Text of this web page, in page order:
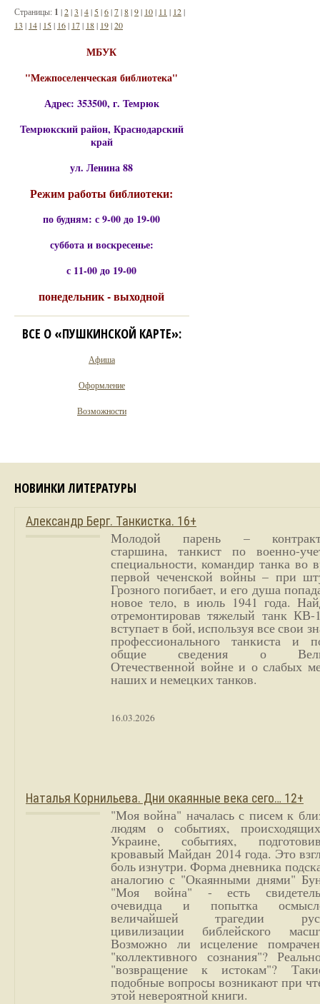
Страницы: 1 |2|3 |4| 5|6|7|8|9| 10| 11 | 12|
13 | 14| 15| 16| 17| 18| 19|20
МБУК
"Межпоселенческая библиотека"
Адрес: 353500, г. Темрюк
Темрюкский район, Краснодарский
край
ул. Ленина 88
Режим работы библиотеки:
по будням: с 9-00 до 19-00
суббота и воскресенье:
с 11-00 до 19-00
понедельник - выходной
ВСЕ О «ПУШКИНСКОЙ КАРТЕ»:
Афиша
Оформление
Возможности
НОВИНКИ ЛИТЕРАТУРЫ
Александр Берг. Танкистка. 16+
Молодой парень –
старшина, танкист по военно-
специальности, командир танка во
первой чеченской войны – при
Грозного погибает, и его душа
новое тело, в июль 1941 года.
отремонтировав тяжелый танк
вступает в бой, используя все свои
профессионального танкиста и
общие сведения о
Отечественной войне и о слабых
наших и немецких танков.
16.03.2026
Наталья Корнильева. Дни окаянные века сего… 12+
"Моя война" началась с писем к
людям о событиях,
Украине, событиях,
кровавый Майдан 2014 года. Это
боль изнутри. Форма дневника
аналогию с "Окаянными днями"
"Моя война" - есть
очевидца и попытка
величайшей трагедии
цивилизации библейского
Возможно ли исцеление
"коллективного сознания"?
"возвращение к истокам"?
подобные вопросы возникают при
этой невероятной книги.